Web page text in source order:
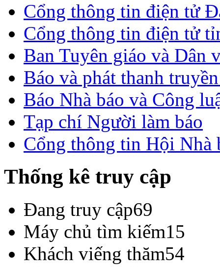
Cổng thông tin điện tử
Cổng thông tin điện tử
Ban Tuyên giáo và Dân
Báo và phát thanh
Báo Nhà báo và Công
Tạp chí Người làm báo
Cổng thông tin Hội Nhà
Thống kê truy cập
Đang truy cập69
Máy chủ tìm kiếm15
Khách viếng thăm54